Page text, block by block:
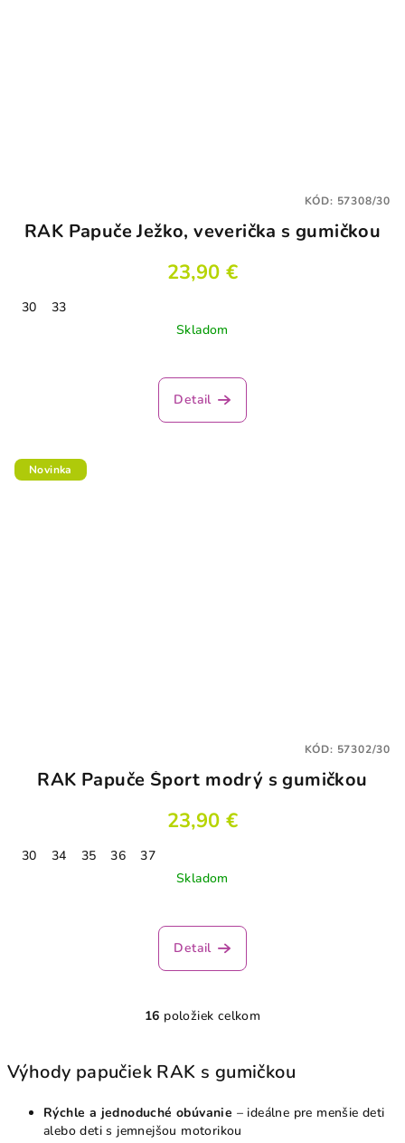
RAK Papuče Ježko, veverička s gumičkou
23,90 €
30
33
Skladom
Detail
KÓD: 57308/30
Novinka
RAK Papuče Šport modrý s gumičkou
23,90 €
30 34 35 36
37
Skladom
Detail
KÓD: 57302/30
O
l
d
a
16 položiek celkom
Výhody papučiek RAK s gumičkou
Rýchle a jednoduché obúvanie – ideálne pre menšie deti
alebo deti s jemnejšou motorikou